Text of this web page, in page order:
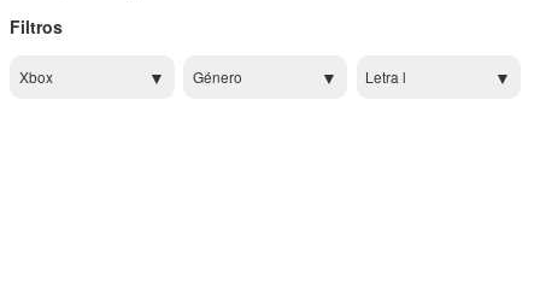
Filtros
Xbox Género Letra l